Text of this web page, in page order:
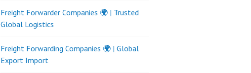
Freight Forwarder Companies 🌍 | Trusted
Global Logistics
Freight Forwarding Companies 🌍 | Global
Export Import